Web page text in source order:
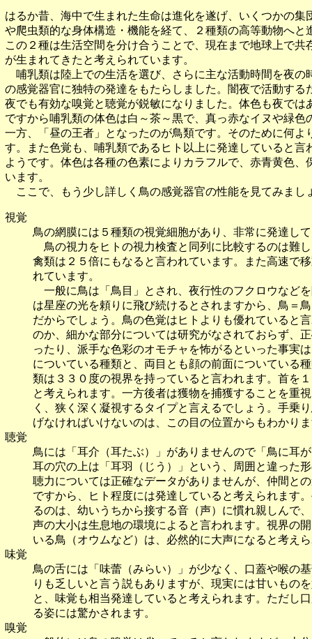
はるか昔、海中で生まれた生命は進化を遂げ、いくつかの
や爬虫類的な身体構造・機能を経て、２種類の高等動物へ
この２種は生活空間を分け合うことで、現在まで地球上で
が生まれてきたと考えられています。
哺乳類は陸上での生活を選び、さらに主な活動時間を夜の
の感覚器官に独特の発達をもたらしました。闇夜で活動す
夜でも有効な嗅覚と聴覚が鋭敏になりました。体色も夜で
ですから哺乳類の体色は白～茶～黒で、真っ赤なイヌや緑色
一方、「昼の王者」となったのが鳥類です。そのために何
す。また色覚も、哺乳類であるヒト以上に発達していると
ようです。体色は各種の色素によりカラフルで、赤青黄色
います。
ここで、もう少し詳しく鳥の感覚器官の性能を見てみまし
視覚
鳥の網膜には５種類の視覚細胞があり、非常に発達し
鳥の視力をヒトの視力検査と同列に比較するのは難
禽類は２５倍にもなると言われています。また高速で
れています。
一般に鳥は「鳥目」とされ、夜行性のフクロウなど
は星座の光を頼りに飛び続けるとされますから、鳥＝
だからでしょう。鳥の色覚はヒトよりも優れていると
のか、細かな部分については研究がなされておらず、
ったり、派手な色彩のオモチャを怖がるといった事
についている種類と、両目とも顔の前面についている
類は３３０度の視界を持っていると言われます。首を
と考えられます。一方後者は獲物を捕獲することを重
く、狭く深く凝視するタイプと言えるでしょう。手乗
げなければいけないのは、この目の位置からもわかり
聴覚
鳥には「耳介（耳たぶ）」がありませんので「鳥に耳
耳の穴の上は「耳羽（じう）」という、周囲と違った
聴力については正確なデータがありませんが、仲間と
ですから、ヒト程度には発達していると考えられます
るのは、幼いうちから接する音（声）に慣れ親しんで
声の大小は生息地の環境によると言われます。視界の
いる鳥（オウムなど）は、必然的に大声になると考え
味覚
鳥の舌には「味蕾（みらい）」が少なく、口蓋や喉の
りも乏しいと言う説もありますが、現実には甘いもの
と、味覚も相当発達していると考えられます。ただし
る姿には驚かされます。
嗅覚